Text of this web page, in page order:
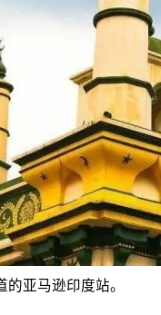
亚马逊印度站。